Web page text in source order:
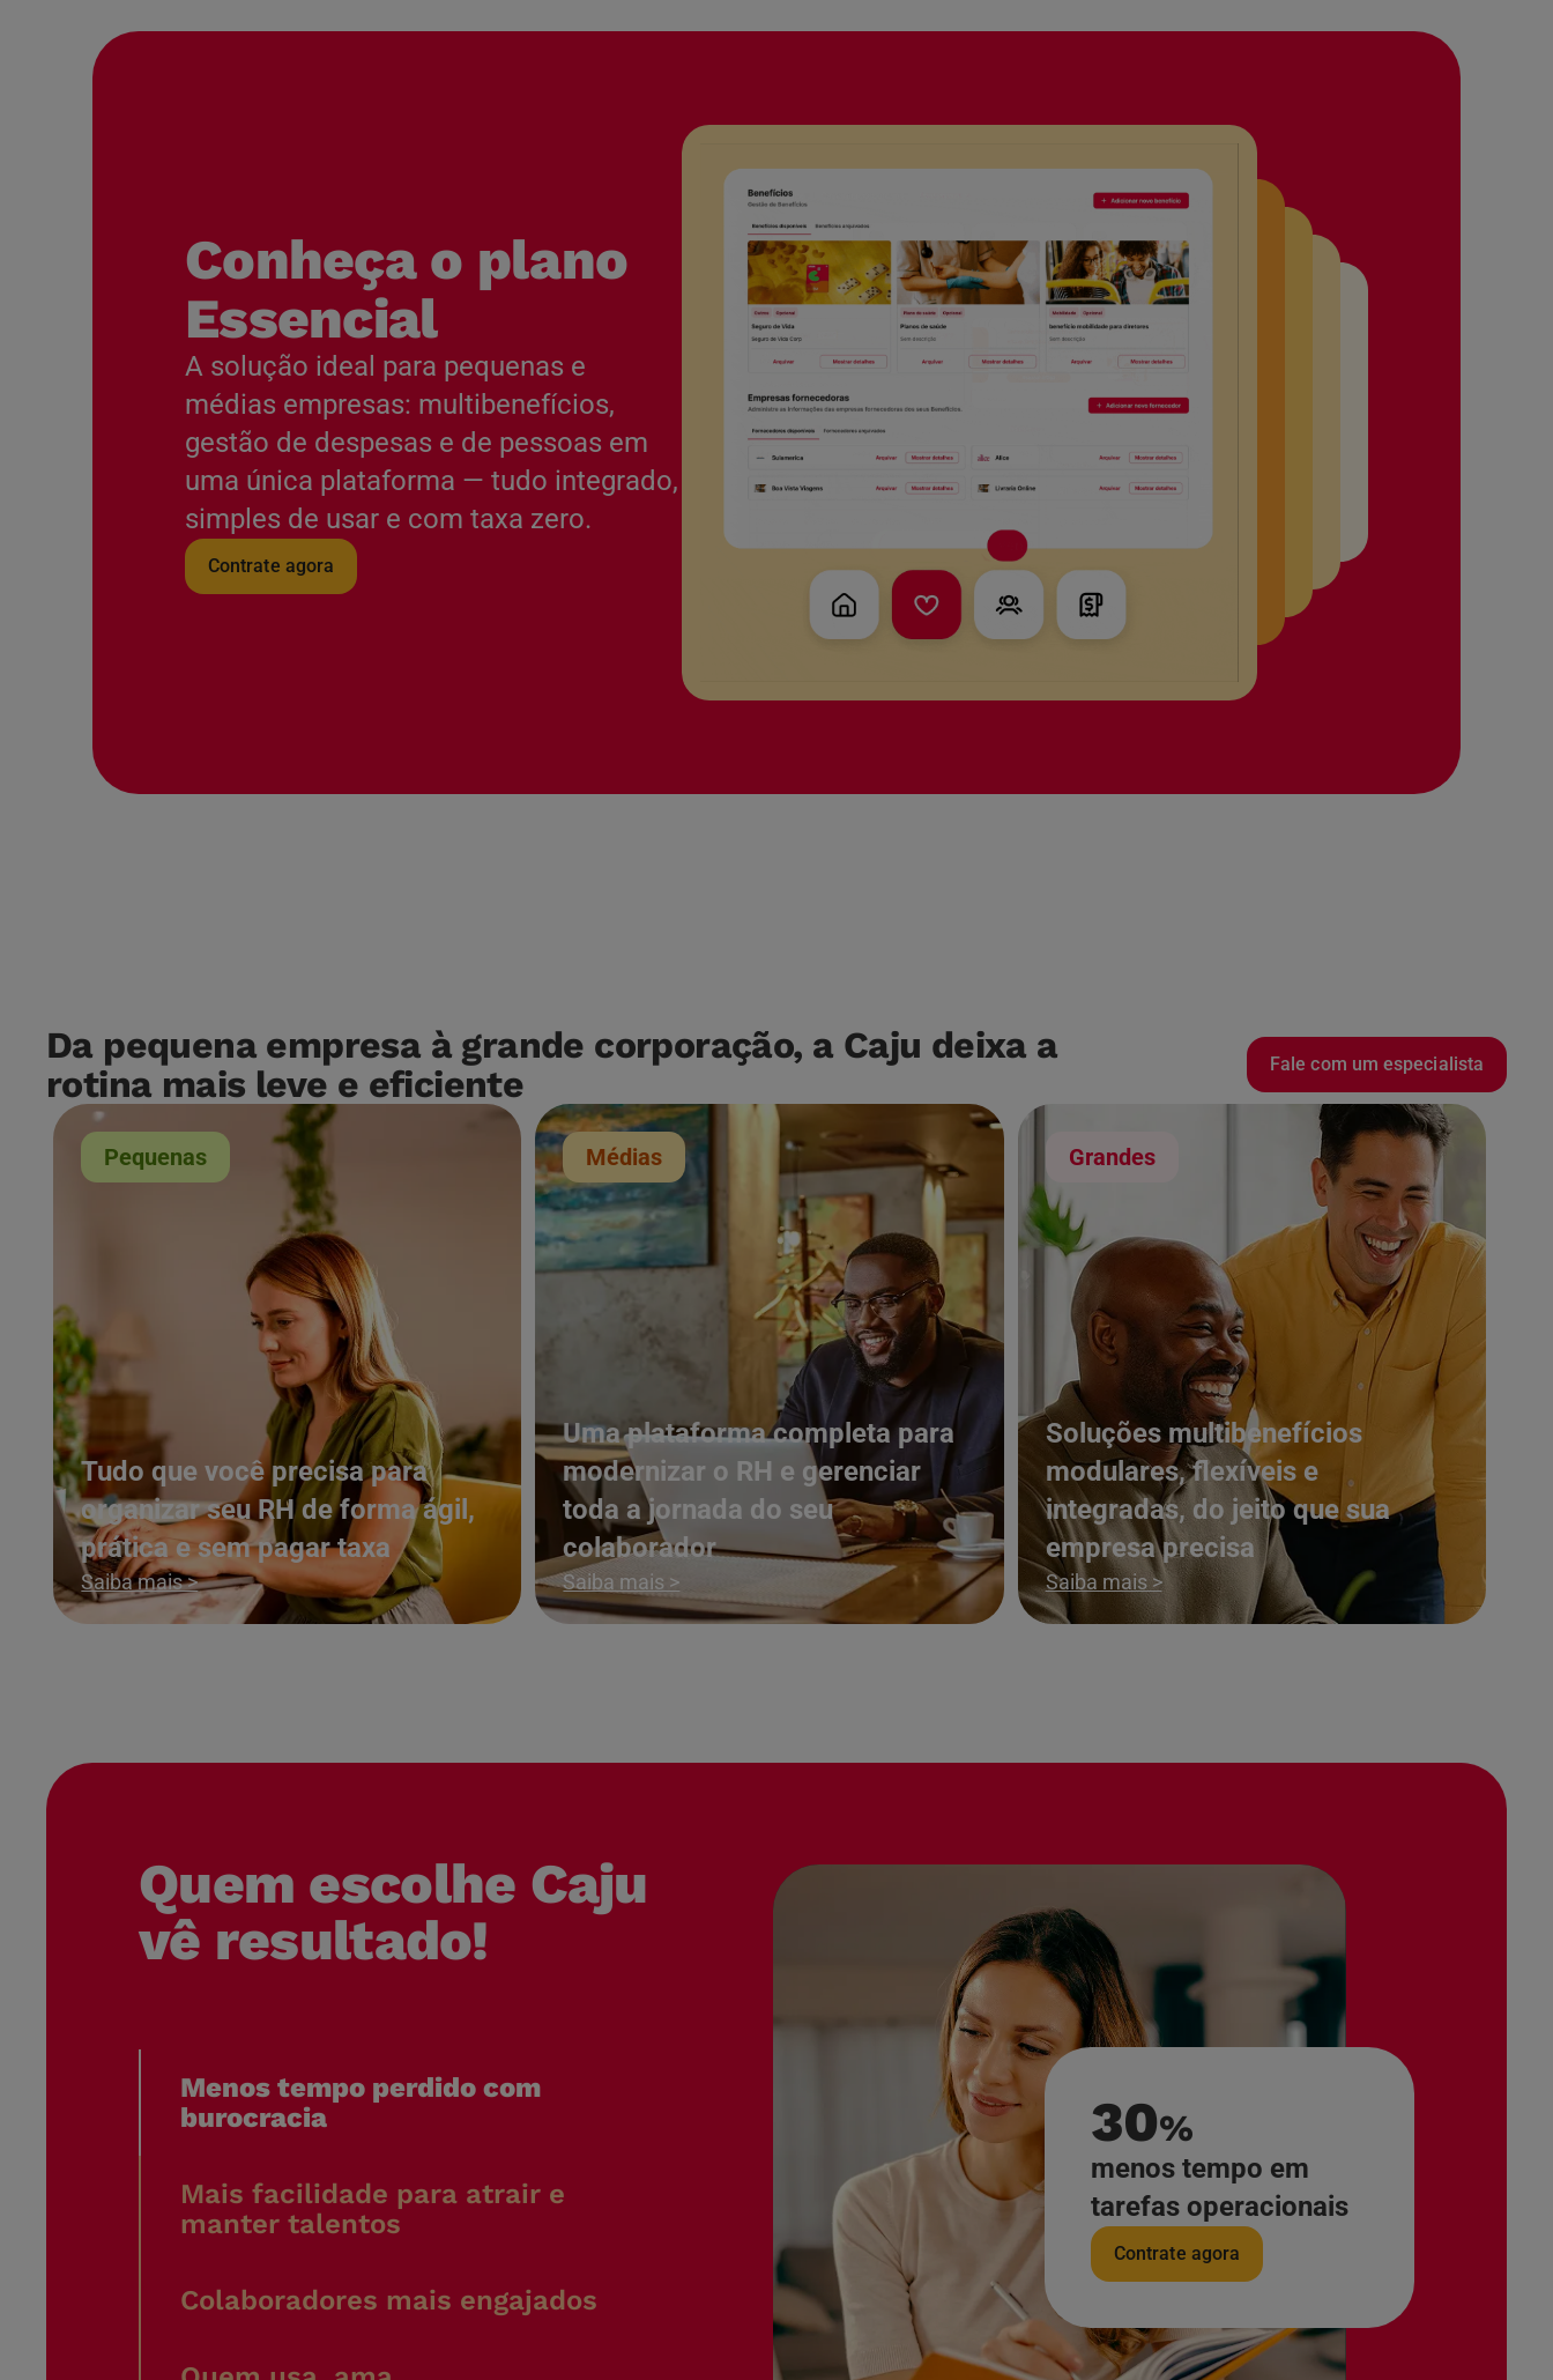
Conheça o plano
Essencial
A solução ideal para pequenas e
médias empresas: multibenefícios,
gestão de despesas e de pessoas em
uma única plataforma — tudo integrado,
simples de usar e com taxa zero.
Contrate agora
Da pequena empresa à grande corporação, a Caju deixa a
rotina mais leve e eficiente
Fale com um especialista
Pequenas
Tudo que você precisa para
organizar seu RH de forma ágil,
prática e sem pagar taxa
Saiba mais >
Médias
Uma plataforma completa para
modernizar o RH e gerenciar
toda a jornada do seu
colaborador
Saiba mais >
Grandes
Soluções multibenefícios
modulares, flexíveis e
integradas, do jeito que sua
empresa precisa
Saiba mais >
Quem escolhe Caju
vê resultado!
Menos tempo perdido com
burocracia
Mais facilidade para atrair e
manter talentos
Colaboradores mais engajados
30%
menos tempo em
tarefas operacionais
Contrate agora